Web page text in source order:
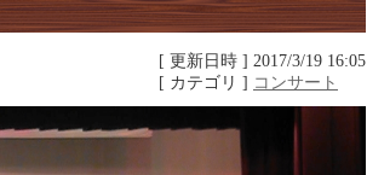
[ 更新日時 ] 2017/3/19 16:05
[ カテゴリ ] コンサート